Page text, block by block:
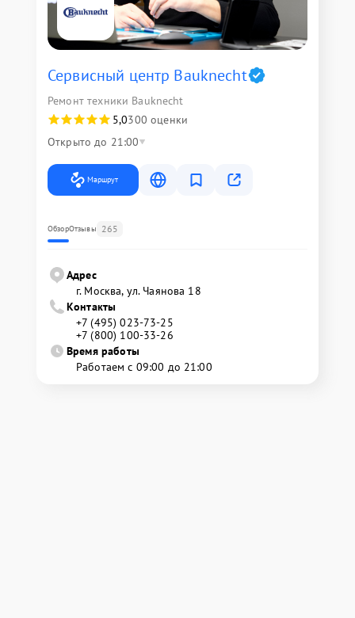
Сервисный центр Bauknecht
Ремонт техники Bauknecht
5,0300 оценки
Открыто до 21:00
Маршрут
ОбзорОтзывы 265
Адрес
г. Москва, ул. Чаянова 18
Контакты
+7 (495) 023-73-25
+7 (800) 100-33-26
Время работы
Работаем с 09:00 до 21:00